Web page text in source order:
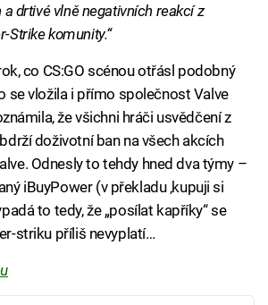
drtivé vlně negativních reakcí z
Strike komunity.“
co CS:GO scénou otřásl podobný
se vložila i přímo společnost Valve
že všichni hráči usvědčení z
doživotní ban na všech akcích
Odnesly to tehdy hned dva týmy –
iBuyPower (v překladu ‚kupuji si
to tedy, že „posílat kapříky“ se
striku příliš nevyplatí…